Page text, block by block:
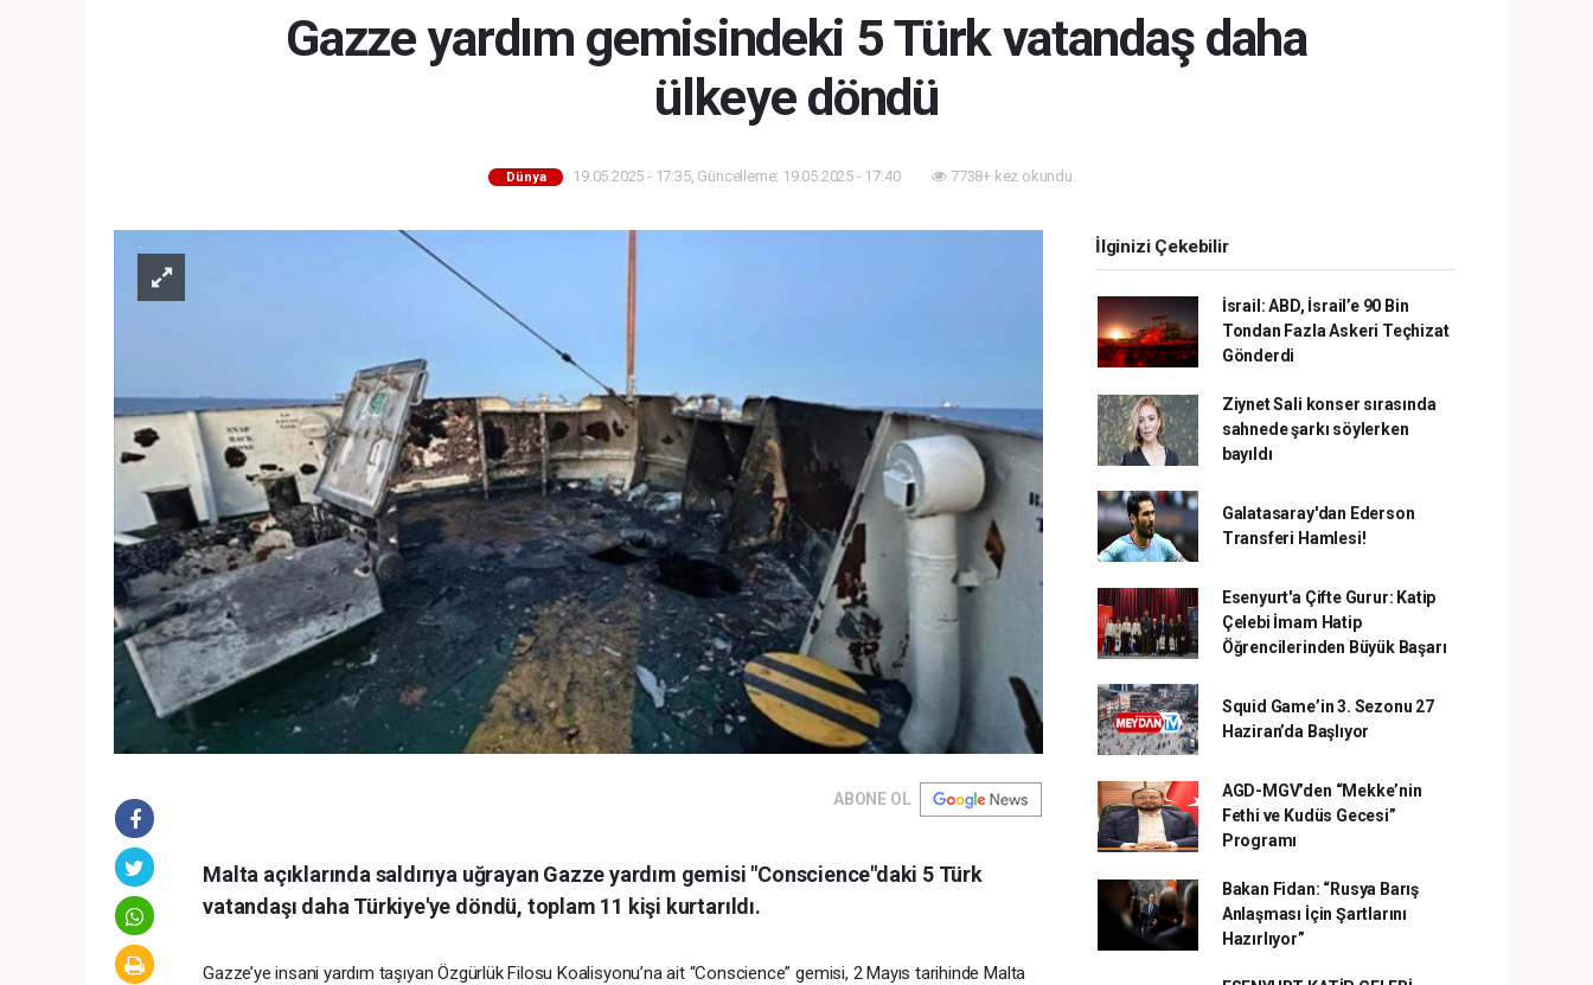
Gazze yardım gemisindeki 5 Türk vatandaş daha
ülkeye döndü
Dünya 19.05.2025 - 17:35, Güncelleme: 19.05.2025 - 17:40 7738+ kez okundu.
ABONE OL
Malta açıklarında saldırıya uğrayan Gazze yardım gemisi "Conscience"daki 5 Türk
vatandaşı daha Türkiye'ye döndü, toplam 11 kişi kurtarıldı.
Gazze’ye insani yardım taşıyan Özgürlük Filosu Koalisyonu’na ait “Conscience” gemisi, 2 Mayıs tarihinde Malta
İlginizi Çekebilir
İsrail: ABD, İsrail’e 90 Bin
Tondan Fazla Askeri Teçhizat
Gönderdi
Ziynet Sali konser sırasında
sahnede şarkı söylerken
bayıldı
Galatasaray'dan Ederson
Transferi Hamlesi!
Esenyurt'a Çifte Gurur: Katip
Çelebi İmam Hatip
Öğrencilerinden Büyük Başarı
Squid Game’in 3. Sezonu 27
Haziran’da Başlıyor
AGD-MGV’den “Mekke’nin
Fethi ve Kudüs Gecesi”
Programı
Bakan Fidan: “Rusya Barış
Anlaşması İçin Şartlarını
Hazırlıyor”